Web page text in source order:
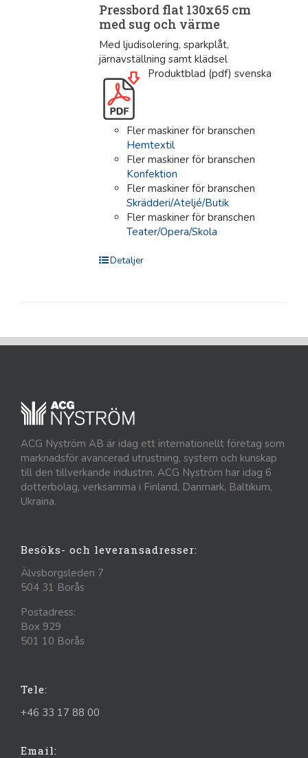
Pressbord flat 130x65 cm
med sug och värme
Med ljudisolering, sparkplåt,
järnavställning samt klädsel
Produktblad (pdf) svenska
Fler maskiner för branschen
Hemtextil
Fler maskiner för branschen
Konfektion
Fler maskiner för branschen
Skrädderi/Ateljé/Butik
Fler maskiner för branschen
Teater/Opera/Skola
Detaljer
ACG Nyström AB är idag ett internationellt företag som
marknadsför avancerad utrustning, system och kunskap
till den tillverkande industrin. ACG Nyström har idag 6
dotterbolag, verksamma i Finland, Danmark, Baltikum,
Ukraina.
Besöks- och leveransadresser:
Älvsborgsleden 7
504 31 Borås
Postadress:
Box 929
501 10 Borås
Tele:
+46 33 17 88 00
Email: